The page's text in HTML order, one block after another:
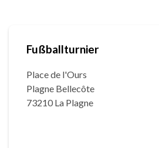
Fußballturnier
Place de l'Ours
Plagne Bellecôte
73210 La Plagne